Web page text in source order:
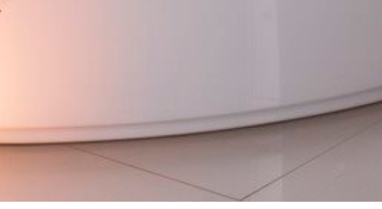
MEDIA НОВОСТИ ОНЛАЙН МАГАЗИН
Редизайнипродвижение сайт